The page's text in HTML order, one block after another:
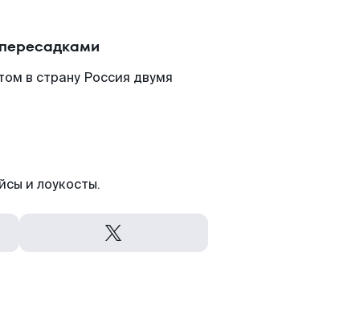
в страну Россия двумя
и лоукосты.